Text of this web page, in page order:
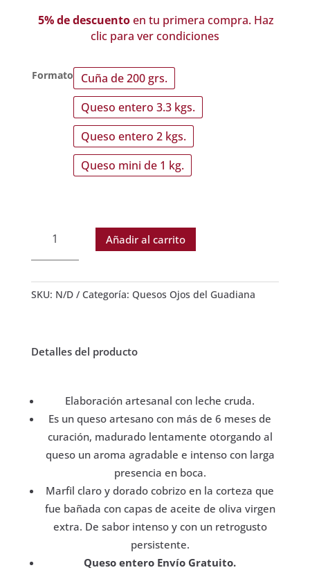
5% de descuentoen tu primera compra. Haz
clic para ver condiciones
Formato
Cuña de 200 grs.
Queso entero 3.3 kgs.
Queso entero 2 kgs.
Queso mini de 1 kg.
del
Curado.
leche
Añadir al carrito
SKU: N/D Categoría: Quesos Ojos del Guadiana
Detalles del producto
Elaboración artesanal con leche cruda.
Es un queso artesano con más de 6 meses de
curación, madurado lentamente otorgando al
queso un aroma agradable e intenso con larga
presencia en boca.
Marfil claro y dorado cobrizo en la corteza que
fue bañada con capas de aceite de oliva virgen
extra. De sabor intenso y con un retrogusto
persistente.
Queso entero Envío Gratuito.